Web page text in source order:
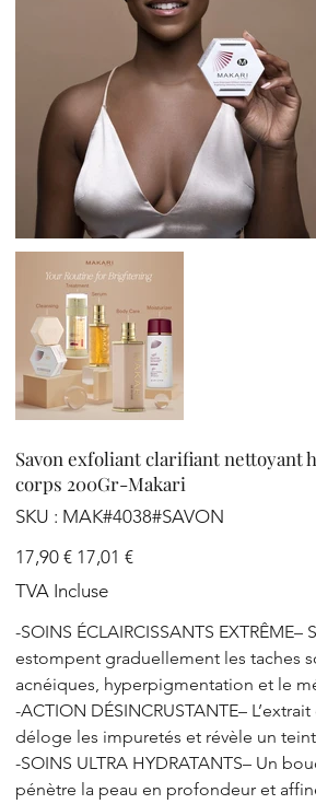
Savon exfoliant clarifiant nettoyant
corps 200Gr-Makari
SKU : SKU
MAK#4038#SAVON
MAK#4038#SAVON
Prix
d’origine
17,90 € Prix
promotionnel
17,01 €
TVA Incluse
-SOINS ÉCLAIRCISSANTS EXTRÊME–
estompent graduellement les taches
acnéiques, hyperpigmentation et le
-ACTION DÉSINCRUSTANTE–
déloge les impuretés et révèle un
-SOINS ULTRA HYDRATANTS– Un
pénètre la peau en profondeur et